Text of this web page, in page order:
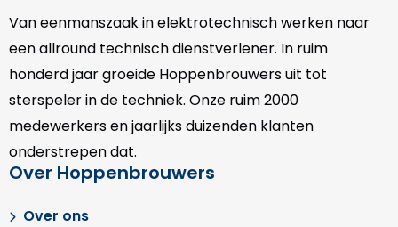
Van eenmanszaak in elektrotechnisch werken naar
een allround technisch dienstverlener. In ruim
honderd jaar groeide Hoppenbrouwers uit tot
sterspeler in de techniek. Onze ruim 2000
medewerkers en jaarlijks duizenden klanten
onderstrepen dat.
Over Hoppenbrouwers
Over ons